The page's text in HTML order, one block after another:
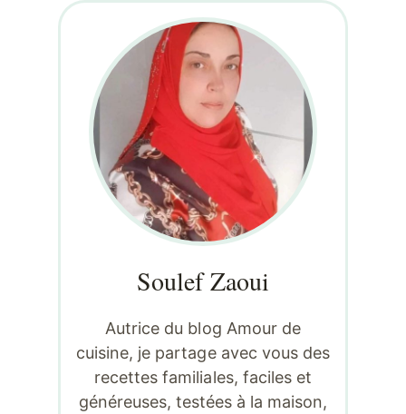
Soulef Zaoui
Autrice du blog Amour de
cuisine, je partage avec vous des
recettes familiales, faciles et
généreuses, testées à la maison,